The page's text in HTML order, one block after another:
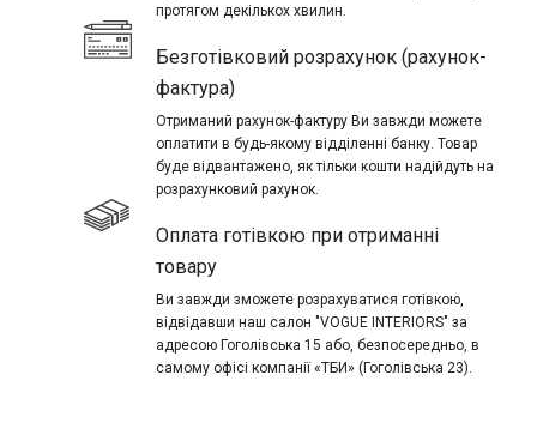
протягом декількох хвилин.
Безготівковий розрахунок (рахунок-
фактура)
Отриманий рахунок-фактуру Ви завжди можете
оплатити в будь-якому відділенні банку. Товар
буде відвантажено, як тільки кошти надійдуть на
розрахунковий рахунок.
Оплата готівкою при отриманні
товару
Ви завжди зможете розрахуватися готівкою,
відвідавши наш салон "VOGUE INTERIORS" за
адресою Гоголівська 15 або, безпосередньо, в
самому офісі компанії «ТБИ» (Гоголівська 23).